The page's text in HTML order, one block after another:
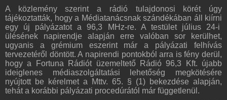
A közlemény szerint a rádió tulajdonosi körét úgy
tájékoztatták, hogy a Médiatanácsnak szándékában áll kiírni
egy új pályázatot a 96,3 MHz-re. A testület július 24-i
ülésének napirendje alapján erre valóban sor kerülhet,
ugyanis a grémium eszerint már a pályázati felhívás
tervezetéről döntött. A napirendi pontokból arra is fény derül,
hogy a Fortuna Rádiót üzemeltető Rádió 96,3 Kft. újabb
ideiglenes médiaszolgáltatási lehetőség megkötésére
nyújtott be kérelmet a Mttv. 65. § (1) bekezdése alapján,
tehát a korábbi pályázati procedúrától már függetlenül.